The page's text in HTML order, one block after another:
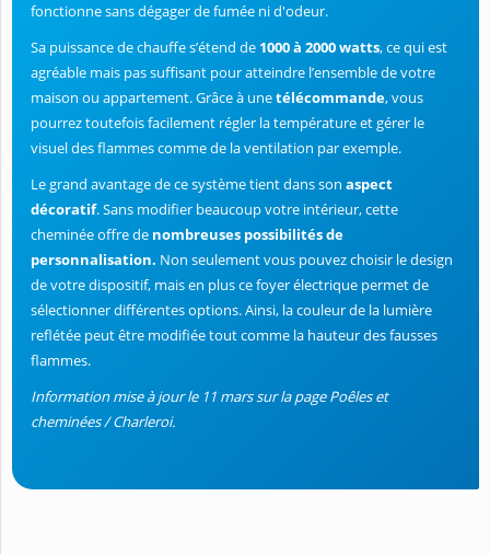
fonctionne sans dégager de fumée ni d'odeur.
Sa puissance de chauffe s’étend de 1000 à 2000 watts, ce qui est
agréable mais pas suffisant pour atteindre l’ensemble de votre
maison ou appartement. Grâce à unetélécommande, vous
pourrez toutefois facilement régler la température et gérer le
visuel des flammes comme de la ventilation par exemple.
Le grand avantage de ce système tient dans son aspect
décoratif. Sans modifier beaucoup votre intérieur, cette
cheminée offre de nombreuses possibilités de
personnalisation. Non seulement vous pouvez choisir le design
de votre dispositif, mais en plus ce foyer électrique permet de
sélectionner différentes options. Ainsi, la couleur de la lumière
reflétée peut être modifiée tout comme la hauteur des fausses
flammes.
Information mise à jour le 11 mars sur la page Poêles et
cheminées / Charleroi.